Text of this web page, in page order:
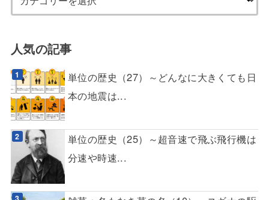
人気の記事
単位の歴史（27）～どんなに大きくても日
本の地震は...
単位の歴史（25）～超音速で飛ぶ飛行機は
分速や時速...